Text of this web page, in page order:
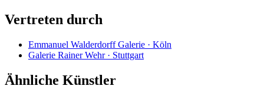
Vertreten durch
Emmanuel Walderdorff Galerie · Köln
Galerie Rainer Wehr · Stuttgart
Ähnliche Künstler